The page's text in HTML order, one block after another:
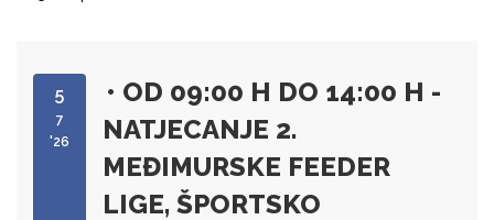
5
7
'26
• OD 09:00 H DO 14:00 H -
NATJECANJE 2.
MEĐIMURSKE FEEDER
LIGE, ŠPORTSKO